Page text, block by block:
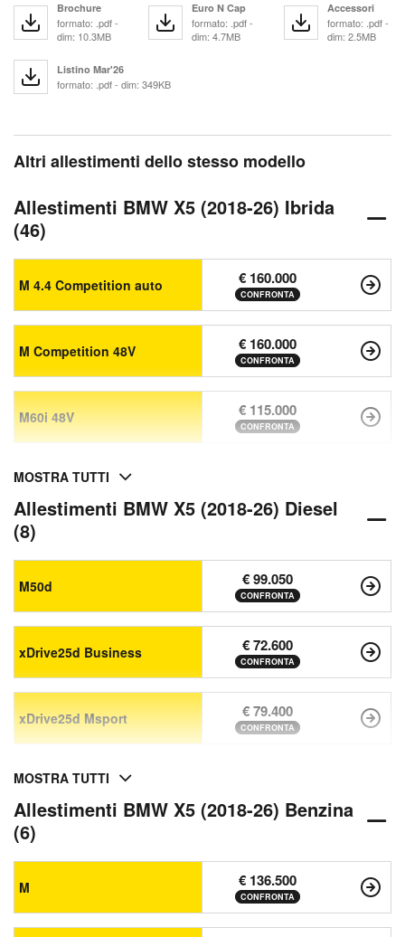
Brochure
formato: .pdf -
dim: 10.3MB
Euro N Cap
formato: .pdf -
dim: 4.7MB
Accessori
formato: .pdf -
dim: 2.5MB
Listino Mar'26
formato: .pdf - dim: 349KB
Altri allestimenti dello stesso modello
Allestimenti BMW X5 (2018-26) Ibrida
(46)
M 4.4 Competition auto € 160.000
CONFRONTA
M Competition 48V € 160.000
CONFRONTA
M60i 48V € 115.000
CONFRONTA
MOSTRA TUTTI
Allestimenti BMW X5 (2018-26) Diesel
(8)
M50d € 99.050
CONFRONTA
xDrive25d Business € 72.600
CONFRONTA
xDrive25d Msport € 79.400
CONFRONTA
MOSTRA TUTTI
Allestimenti BMW X5 (2018-26) Benzina
(6)
M € 136.500
CONFRONTA